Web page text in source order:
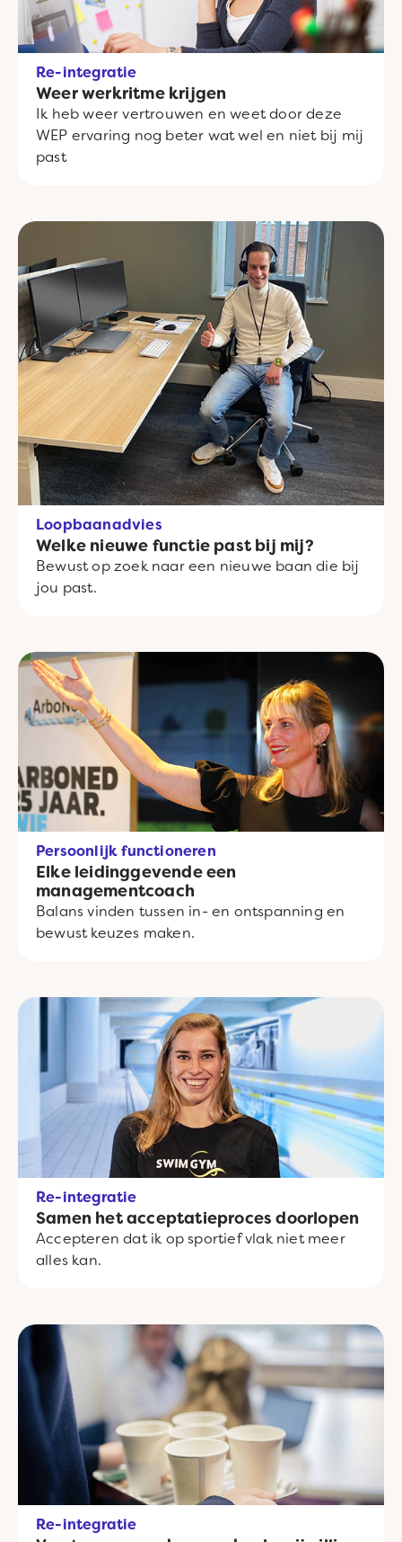
Re-integratie
Weer werkritme krijgen
Ik heb weer vertrouwen en weet door deze
WEP ervaring nog beter wat wel en niet bij mij
past
Loopbaanadvies
Welke nieuwe functie past bij mij?
Bewust op zoek naar een nieuwe baan die bij
jou past.
Persoonlijk functioneren
Elke leidinggevende een
managementcoach
Balans vinden tussen in- en ontspanning en
bewust keuzes maken.
Re-integratie
Samen het acceptatieproces doorlopen
Accepteren dat ik op sportief vlak niet meer
alles kan.
Re-integratie